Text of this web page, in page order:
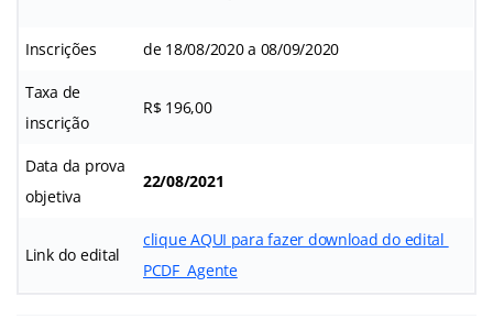
Inscrições de 18/08/2020 a 08/09/2020
Taxa de
inscrição
R$ 196,00
Data da prova
objetiva
22/08/2021
Link do edital
clique AQUI para fazer download do edital
PCDF Agente